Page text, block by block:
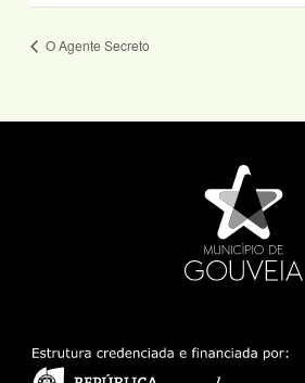
O Agente Secreto